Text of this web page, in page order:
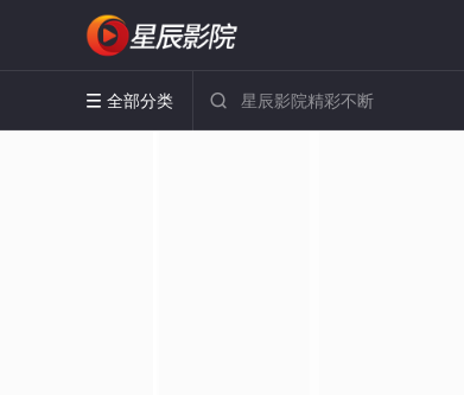
 全部分类 